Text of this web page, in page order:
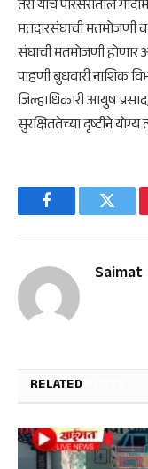
तरी याच परिसरातील
मतदारसंघाची मतमोजणी
संघाची मतमोजणी होणार
पाहणी बुधवारी नाशिक
जिल्हाधिकारी आयुष
सुरक्षिततेच्या दृष्टीने योग्य
Facebook
Saimat
RELATED